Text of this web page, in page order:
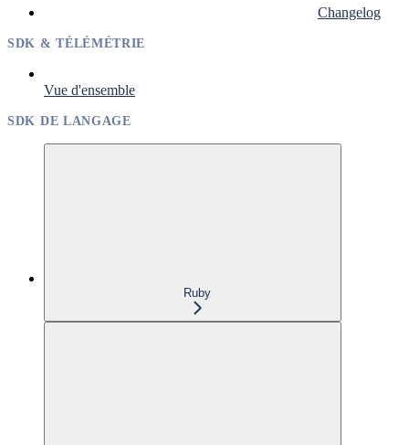
Changelog
SDK & TÉLÉMÉTRIE
Vue d'ensemble
SDK DE LANGAGE
Ruby